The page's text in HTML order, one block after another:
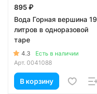
895 ₽
Вода Горная вершина 19
литров в одноразовой
таре
4.3
Есть в наличии
Арт. 0041088
В корзину